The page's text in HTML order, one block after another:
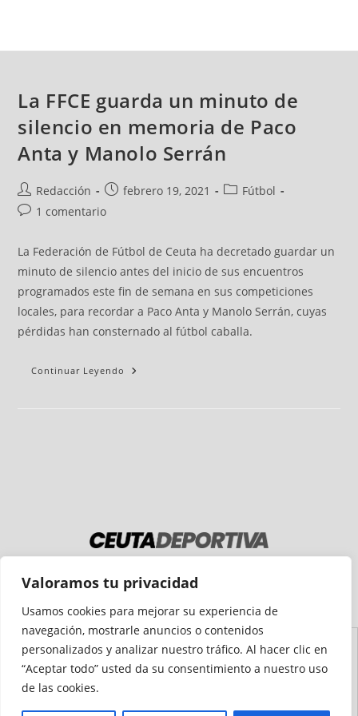
Valoramos tu privacidad
Usamos cookies para mejorar su experiencia de
navegación, mostrarle anuncios o contenidos
personalizados y analizar nuestro tráfico. Al hacer clic en
“Aceptar todo” usted da su consentimiento a nuestro uso
de las cookies.
La FFCE guarda un minuto de
silencio en memoria de Paco
Anta y Manolo Serrán
Redacción febrero 19, 2021
Fútbol
1 comentario
La Federación de Fútbol de Ceuta ha decretado guardar un
minuto de silencio antes del inicio de sus encuentros
programados este fin de semana en sus competiciones
locales, para recordar a Paco Anta y Manolo Serrán, cuyas
pérdidas han consternado al fútbol caballa.
Continuar Leyendo
Aviso
Legal
Declaración de
Accesibilidad
Mapa del
Sitio
Política de
Cookies
Política de
Privacidad